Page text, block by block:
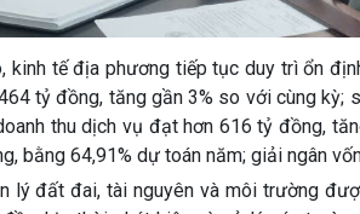
kinh tế địa phương tiếp tục duy trì ổn
tỷ đồng, tăng gần 3% so với cùng kỳ;
thu dịch vụ đạt hơn 616 tỷ đồng,
bằng 64,91% dự toán năm; giải ngân
lý đất đai, tài nguyên và môi trường